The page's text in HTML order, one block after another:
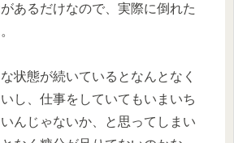
あるだけなので、実際に倒れた
状態が続いているとなんとなく
し、仕事をしていてもいまいち
んじゃないか、と思ってしまい